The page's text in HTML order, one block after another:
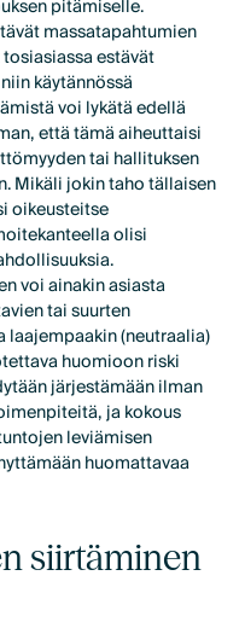
pitämiselle.
massatapahtumien
estävät
käytännössä
voi lykätä edellä
että tämä aiheuttaisi
tai hallituksen
Mikäli jokin taho tällaisen
oikeusteitse
olisi
voi ainakin asiasta
tai suurten
(neutraalia)
huomioon riski
järjestämään ilman
ja kokous
leviämisen
huomattavaa
siirtäminen